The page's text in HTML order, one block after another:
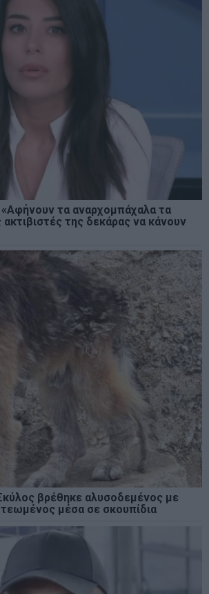
τα αναρχομπάχαλα τα
ακτιβιστές της δεκάρας να κάνουν
βρέθηκε αλυσοδεμένος με
μέσα σε σκουπίδια